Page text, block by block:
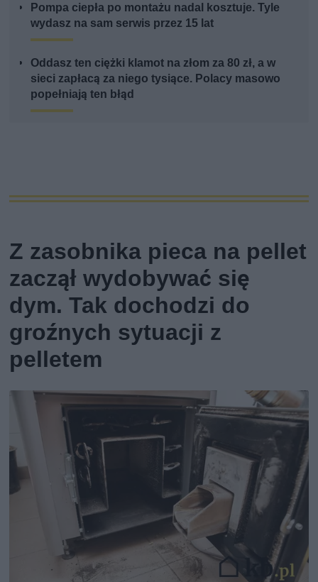
Pompa ciepła po montażu nadal kosztuje. Tyle
wydasz na sam serwis przez 15 lat
Oddasz ten ciężki klamot na złom za 80 zł, a w
sieci zapłacą za niego tysiące. Polacy masowo
popełniają ten błąd
Z zasobnika pieca na pellet
zaczął wydobywać się
dym. Tak dochodzi do
groźnych sytuacji z
pelletem